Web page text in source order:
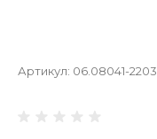
Артикул: 06.08041-2203